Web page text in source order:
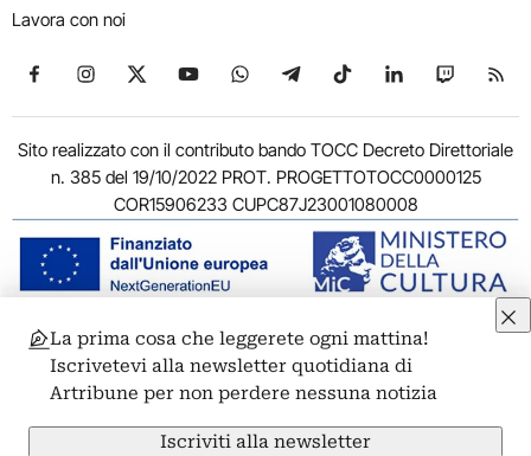
Lavora con noi
Seguici su Facebook
Seguici su Instagram
Seguici su X
Seguici su YouTube
Seguici su WhatsApp
Seguici su Telegram
Seguici su TikTok
Seguici su
Seguici
Sito realizzato con il contributo bando TOCC Decreto Direttoriale
n. 385 del 19/10/2022 PROT. PROGETTOTOCC0000125
COR15906233 CUPC87J23001080008
© 2011-2026 ARTRIBUNE srl – Corso Vittorio Emanuele II, 287 –
00186 Roma - P.I. 11381581005
Privacy: Responsabile della protezione dei dati personali
ARTRIBUNE srl – Corso Vittorio Emanuele II, 287 – 00186 Roma
La prima cosa che leggerete ogni mattina!
Iscrivetevi alla newsletter quotidiana di
Artribune per non perdere nessuna notizia
Iscriviti alla newsletter